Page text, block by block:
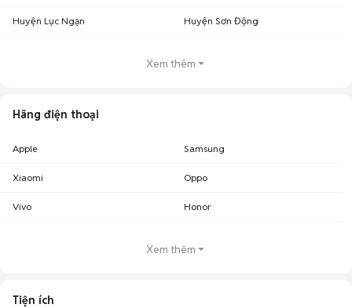
Huyện Lục Ngạn Huyện Sơn Động
Xem thêm
Hãng điện thoại
Apple Samsung
Xiaomi Oppo
Vivo Honor
Xem thêm
Tiện ích